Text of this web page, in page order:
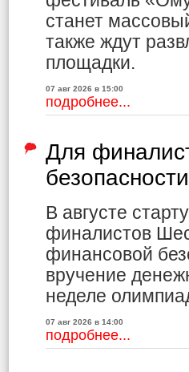
станет
также ждут
площадки.
07 авг 2026 в 15:00
подробнее...
Для
В августе
финалистов
финансовой
вручение
неделе
07 авг 2026 в 14:00
подробнее...